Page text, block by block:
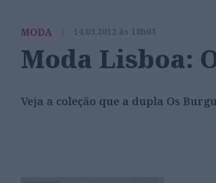
MODA | 14.03.2012 às 18h03
Moda Lisboa:
Veja a coleção que a dupla Os